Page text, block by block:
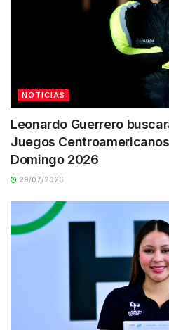
NOTICIAS
Leonardo Guerrero
Juegos
Domingo 2026
29/07/2026